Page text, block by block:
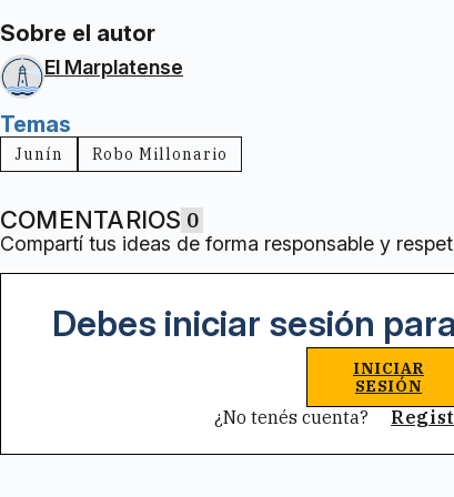
Sobre el autor
El Marplatense
Temas
Junín Robo Millonario
COMENTARIOS 0
Compartí tus ideas de forma responsable y
Debes iniciar sesión
INICIAR
SESIÓN
¿No tenés cuenta?